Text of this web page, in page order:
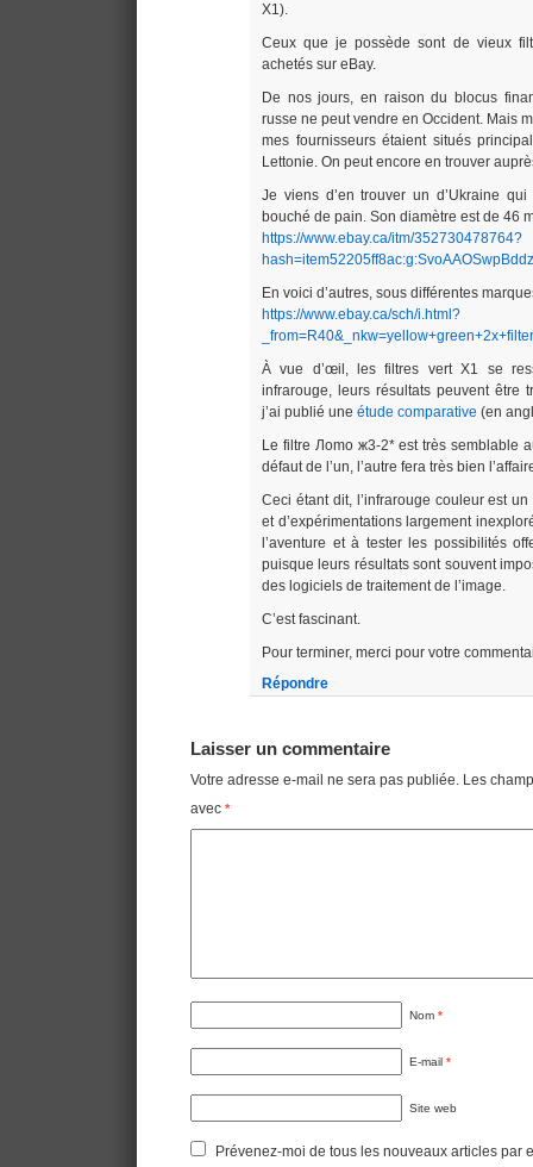
X1).
Ceux que je possède sont de vieux
achetés sur eBay.
De nos jours, en raison du blocus
russe ne peut vendre en Occident. Mais
mes fournisseurs étaient situés
Lettonie. On peut encore en trouver
Je viens d’en trouver un d’Ukraine
bouché de pain. Son diamètre est de 46
https://www.ebay.ca/itm/352730478764?
En voici d’autres, sous différentes
https://www.ebay.ca/sch/i.html?
À vue d’œil, les filtres vert X1 se
infrarouge, leurs résultats peuvent être
j’ai publié une étude comparative (en
Le filtre Лomo ж3-2* est très semblable
défaut de l’un, l’autre fera très bien
Ceci étant dit, l’infrarouge couleur est
et d’expérimentations largement
l’aventure et à tester les possibilités
puisque leurs résultats sont souvent
des logiciels de traitement de l’image.
C’est fascinant.
Pour terminer, merci pour votre
Répondre
Laisser un commentaire
Votre adresse e-mail ne sera pas publiée. Les
avec *
Nom *
E-mail *
Site web
Prévenez-moi de tous les nouveaux articles par